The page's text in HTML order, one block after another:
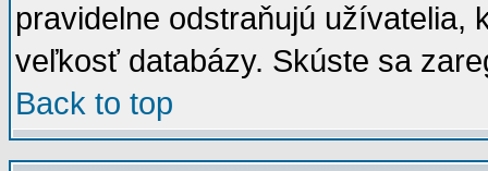
pravidelne odstraňujú užívatelia,
veľkosť databázy. Skúste sa
Back to top